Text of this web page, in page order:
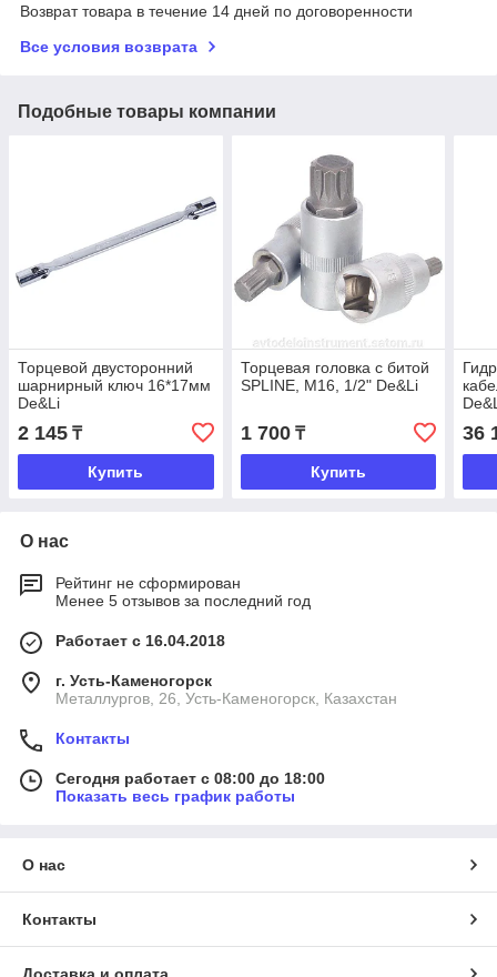
Возврат товара в течение 14 дней по договоренности
Все условия возврата
Подобные товары компании
Торцевой двусторонний
шарнирный ключ 16*17мм
De&Li
2 145 ₸
Купить
Торцевая головка с битой
SPLINE, М16, 1/2" De&Li
1 700₸
Купить
36
О нас
Рейтинг не сформирован
Менее 5 отзывов за последний год
Работает с 16.04.2018
г. Усть-Каменогорск
Металлургов, 26, Усть-Каменогорск, Казахстан
Контакты
Сегодня работает с 08:00 до 18:00
Показать весь график работы
О нас
Контакты